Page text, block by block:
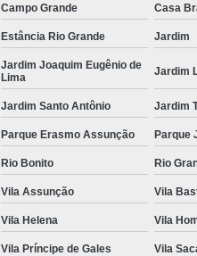
Fechamento em
Guarda Corpo de
Campo Grande Casa
Estância Rio Grande Jardim
Jardim Joaquim Eugênio de
Lima
Jardim
Jardim Santo Antônio Jardim
Parque Erasmo Assunção Parque
Rio Bonito Rio
Vila Assunção Vila
Vila Helena Vila
Vila Príncipe de Gales Vila